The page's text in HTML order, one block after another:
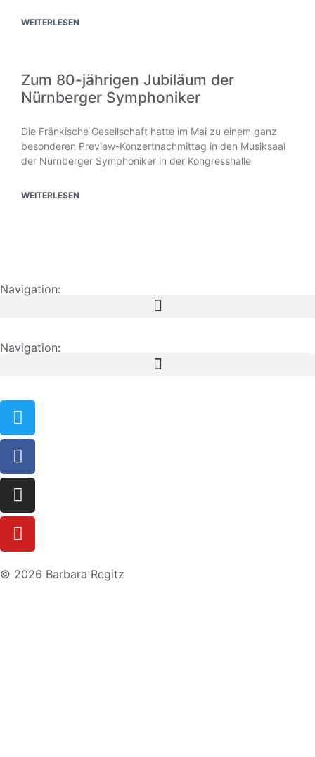
WEITERLESEN
Zum 80-jährigen Jubiläum der
Nürnberger Symphoniker
Die Fränkische Gesellschaft hatte im Mai zu einem ganz
besonderen Preview-Konzertnachmittag in den Musiksaal
der Nürnberger Symphoniker in der Kongresshalle
WEITERLESEN
Navigation:
Navigation:
© 2026 Barbara Regitz